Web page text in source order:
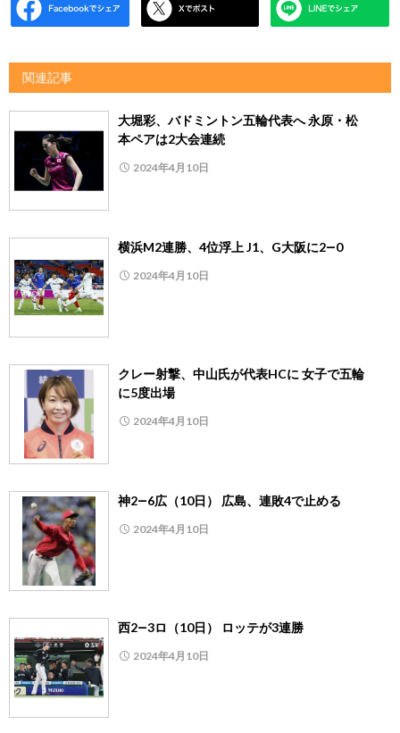
関連記事
大堀彩、バドミントン五輪代表へ 永原・松
本ペアは2大会連続
2024年4月10日
横浜M2連勝、4位浮上 J1、G大阪に2―0
2024年4月10日
クレー射撃、中山氏が代表HCに 女子で五輪
に5度出場
2024年4月10日
神2―6広（10日） 広島、連敗4で止める
2024年4月10日
西2―3ロ（10日） ロッテが3連勝
2024年4月10日